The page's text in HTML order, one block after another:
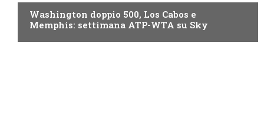
Washington doppio 500, Los Cabos e
Memphis: settimana ATP-WTA su Sky